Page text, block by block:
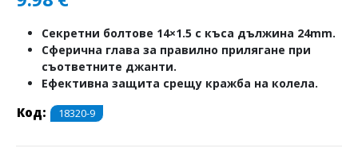
Секретни болтове 14×1.5 с къса дължина 24mm.
Сферична глава за правилно прилягане при
съответните джанти.
Ефективна защита срещу кражба на колела.
Код: 18320-9